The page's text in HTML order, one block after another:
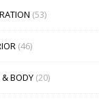
(53)
(46)
BODY (20)